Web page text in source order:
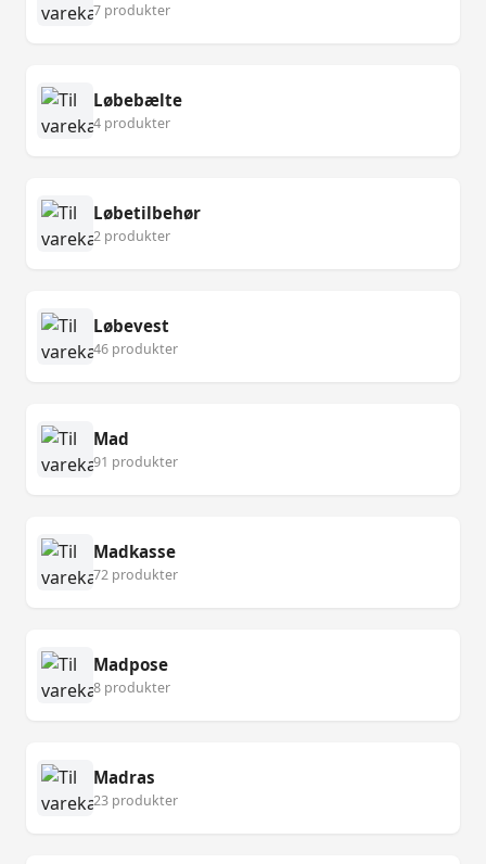
7 produkter
Løbebælte
4 produkter
Løbetilbehør
2 produkter
Løbevest
46 produkter
Mad
91 produkter
Madkasse
72 produkter
Madpose
8 produkter
Madras
23 produkter